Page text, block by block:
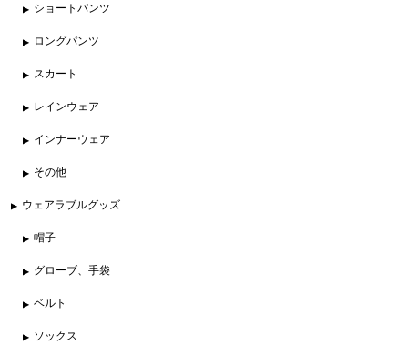
ショートパンツ
ロングパンツ
スカート
レインウェア
インナーウェア
その他
ウェアラブルグッズ
帽子
グローブ、手袋
ベルト
ソックス